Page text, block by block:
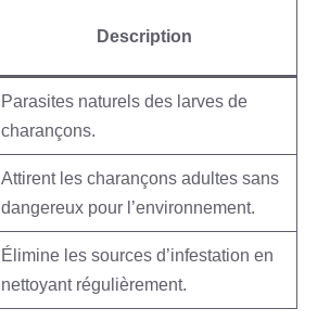
Description
Parasites naturels des larves de
charançons.
Attirent les charançons adultes sans
dangereux pour l’environnement.
Élimine les sources d’infestation en
nettoyant régulièrement.